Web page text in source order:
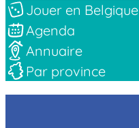
Jouer en Belgique
Agenda
Annuaire
Par province